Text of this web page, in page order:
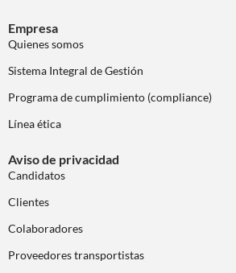
Empresa
Quienes somos
Sistema Integral de Gestión
Programa de cumplimiento (compliance)
Línea ética
Aviso de privacidad
Candidatos
Clientes
Colaboradores
Proveedores transportistas